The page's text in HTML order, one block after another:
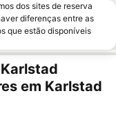
dos sites de reserva
diferenças entre as
que estão disponíveis
em Karlstad